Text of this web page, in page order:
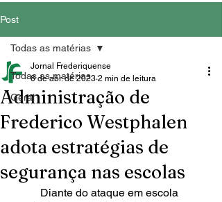
Post
Todas as matérias
Geral
Todas as matérias
Administração de
Frederico Westphalen
adota estratégias de
segurança nas escolas
Jornal Frederiquense
6 de abr. de 2023 2 min de leitura